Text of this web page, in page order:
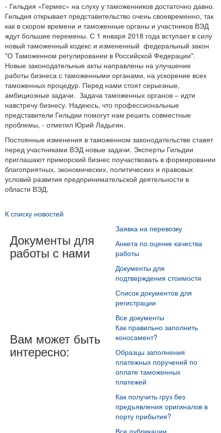
- Гильдия «Гермес» на слуху у таможенников достаточно давно.
Гильдия открывает представительство очень своевременно, так
как в скором времени и таможенные органы и участников ВЭД
ждут большие перемены. С 1 января 2018 года вступает в силу
новый таможенный кодекс и измененный федеральный закон
"О Таможенном регулировании в Российской Федерации".
Новые законодательные акты направлены на улучшение
работы бизнеса с таможенными органами, на ускорение всех
таможенных процедур. Перед нами стоят серьезные,
амбициозные задачи. Задача таможенных органов – идти
навстречу бизнесу. Надеюсь, что профессиональные
представители Гильдии помогут нам решить совместные
проблемы, - отметил Юрий Ладыгин.
Постоянные изменения в таможенном законодательстве ставят
перед участниками ВЭД новые задачи. Эксперты Гильдии
приглашают приморский бизнес поучаствовать в формировании
благоприятных, экономических, политических и правовых
условий развития предпринимательской деятельности в
области ВЭД.
К списку новостей
Документы для
работы с нами
Заявка на перевозку
Анкета по оценке качества
работы
Документы для
подтверждения стоимости
Список документов для
регистрации
Все документы
Вам может быть
интересно:
Как правильно заполнить
коносамент?
Образцы заполнения
платежных поручений по
оплате таможенных
платежей
Как получить груз без
предъявления оригиналов в
порту прибытия?
Все публикации